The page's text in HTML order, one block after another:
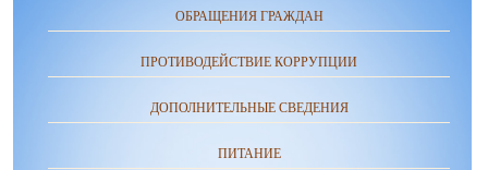
ОБРАЩЕНИЯ ГРАЖДАН
ПРОТИВОДЕЙСТВИЕ КОРРУПЦИИ
ДОПОЛНИТЕЛЬНЫЕ СВЕДЕНИЯ
ПИТАНИЕ